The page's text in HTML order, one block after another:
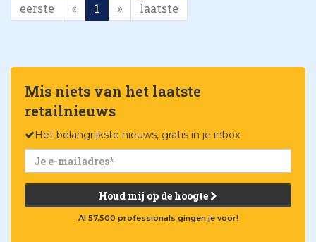
eerste « 1 » laatste
Mis niets van het laatste
retailnieuws
Het belangrijkste nieuws, gratis in je inbox
Houd mij op de hoogte
Al 57.500 professionals gingen je voor!